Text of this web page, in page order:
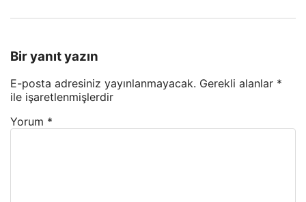
Bir yanıt yazın
E-posta adresiniz yayınlanmayacak. Gerekli alanlar *
ile işaretlenmişlerdir
Yorum *